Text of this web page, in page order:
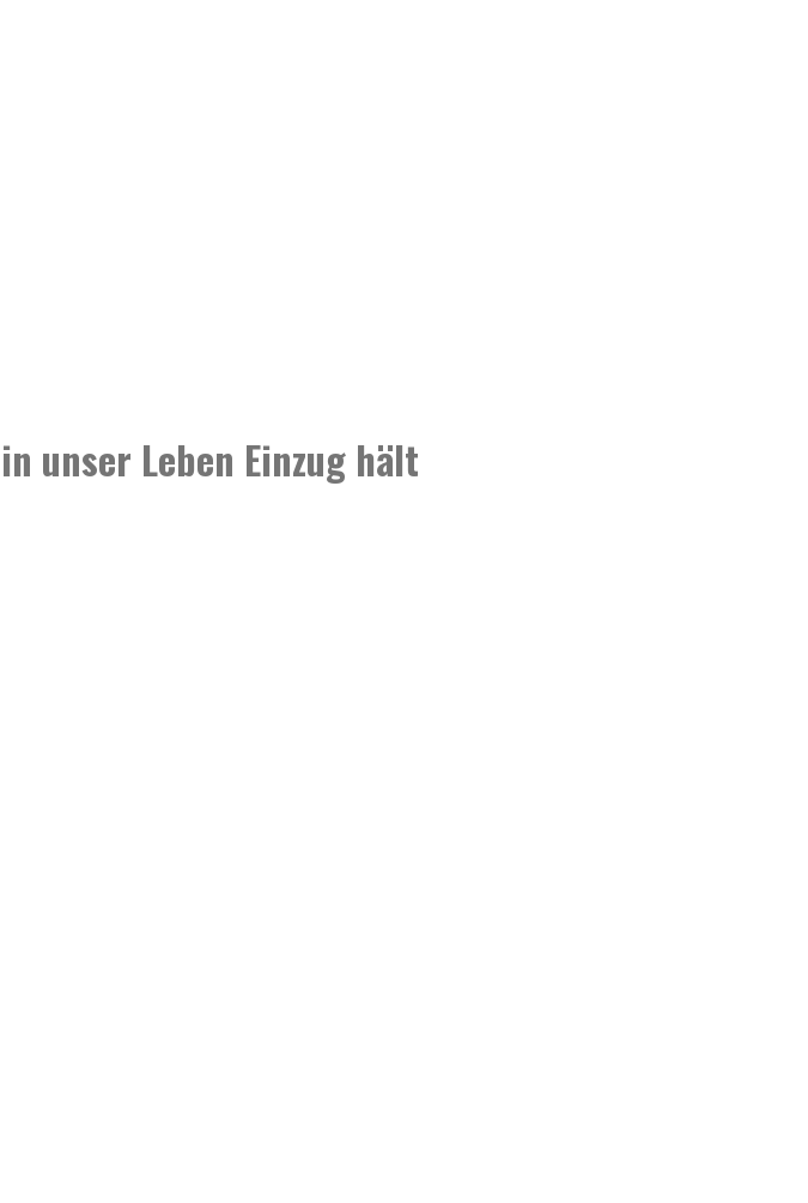
unser Leben Einzug hält